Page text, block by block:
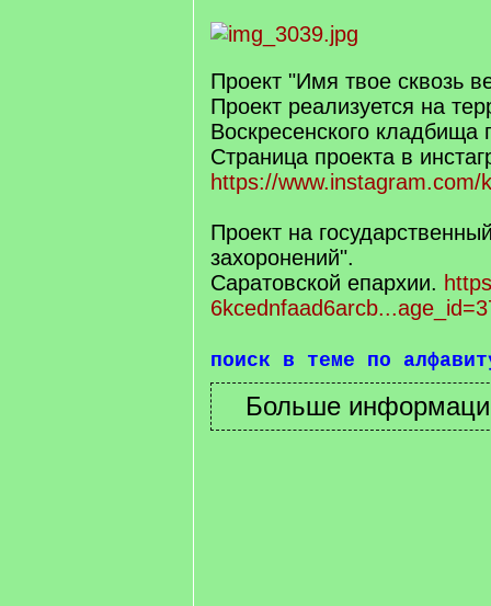
Проект "Имя твое сквозь
Проект реализуется на
Воскресенского кладбища
Страница проекта в
https://www.instagram.com/
Проект на
захоронений".
Саратовской епархии.
поиск в теме по